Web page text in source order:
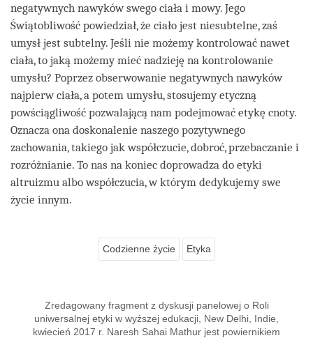
negatywnych nawyków swego ciała i mowy. Jego
Świątobliwość powiedział, że ciało jest niesubtelne, zaś
umysł jest subtelny. Jeśli nie możemy kontrolować nawet
ciała, to jaką możemy mieć nadzieję na kontrolowanie
umysłu? Poprzez obserwowanie negatywnych nawyków
najpierw ciała, a potem umysłu, stosujemy etyczną
powściągliwość pozwalającą nam podejmować etykę cnoty.
Oznacza ona doskonalenie naszego pozytywnego
zachowania, takiego jak współczucie, dobroć, przebaczanie i
rozróżnianie. To nas na koniec doprowadza do etyki
altruizmu albo współczucia, w którym dedykujemy swe
życie innym.
Codzienne życie Etyka
Zredagowany fragment z dyskusji panelowej o Roli
uniwersalnej etyki w wyższej edukacji, New Delhi, Indie,
kwiecień 2017 r. Naresh Sahai Mathur jest powiernikiem